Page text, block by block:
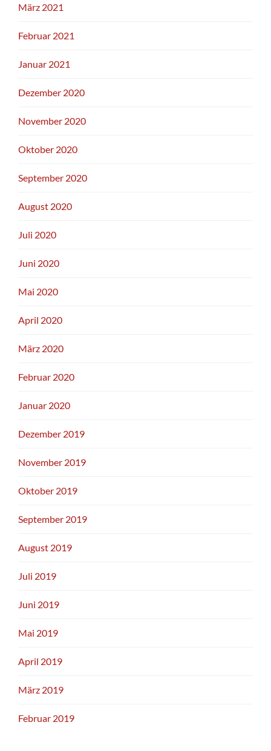
März 2021
Februar 2021
Januar 2021
Dezember 2020
November 2020
Oktober 2020
September 2020
August 2020
Juli 2020
Juni 2020
Mai 2020
April 2020
März 2020
Februar 2020
Januar 2020
Dezember 2019
November 2019
Oktober 2019
September 2019
August 2019
Juli 2019
Juni 2019
Mai 2019
April 2019
März 2019
Februar 2019